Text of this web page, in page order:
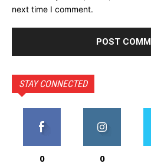
next time I comment.
STAY CONNECTED
0 0